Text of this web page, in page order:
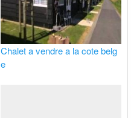
Chalet a vendre a la cote belg
e